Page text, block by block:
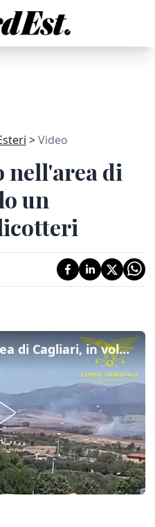
Video
nell'area di
un
Vasto incendio nell'area di Cagliari, in volo un Canadair e 4 elicotteri